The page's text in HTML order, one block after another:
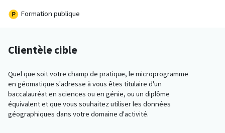
Formation publique
Clientèle cible
Quel que soit votre champ de pratique, le microprogramme
en géomatique s'adresse à vous êtes titulaire d'un
baccalauréat en sciences ou en génie, ou un diplôme
équivalent et que vous souhaitez utiliser les données
géographiques dans votre domaine d'activité.